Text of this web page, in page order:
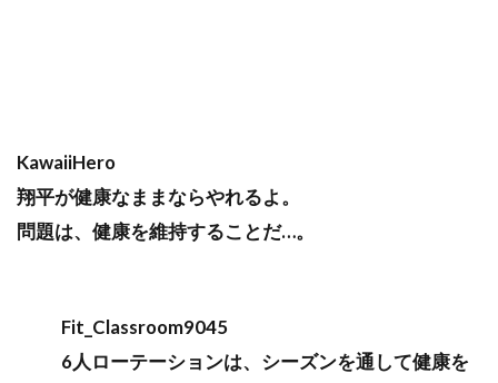
KawaiiHero
翔平が健康なままならやれるよ。
問題は、健康を維持することだ…。
Fit_Classroom9045
6人ローテーションは、シーズンを通して健康を